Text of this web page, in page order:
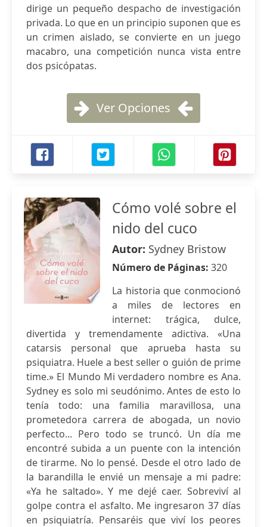
dirige un pequeño despacho de investigación
privada. Lo que en un principio suponen que es
un crimen aislado, se convierte en un juego
macabro, una competición nunca vista entre
dos psicópatas.
Ver Opciones
Cómo volé sobre el
nido del cuco
Autor: Sydney Bristow
Número de Páginas: 320
La historia que conmocionó
a miles de lectores en
internet: trágica, dulce,
divertida y tremendamente adictiva. «Una
catarsis personal que aprueba hasta su
psiquiatra. Huele a best seller o guión de prime
time.» El Mundo Mi verdadero nombre es Ana.
Sydney es solo mi seudónimo. Antes de esto lo
tenía todo: una familia maravillosa, una
prometedora carrera de abogada, un novio
perfecto... Pero todo se truncó. Un día me
encontré subida a un puente con la intención
de tirarme. No lo pensé. Desde el otro lado de
la barandilla le envié un mensaje a mi padre:
«Ya he saltado». Y me dejé caer. Sobreviví al
golpe contra el asfalto. Me ingresaron 37 días
en psiquiatría. Pensaréis que viví los peores